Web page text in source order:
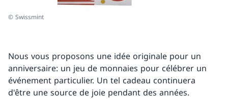
© Swissmint
Nous vous proposons une idée originale pour un
anniversaire: un jeu de monnaies pour célébrer un
événement particulier. Un tel cadeau continuera
d'être une source de joie pendant des années.